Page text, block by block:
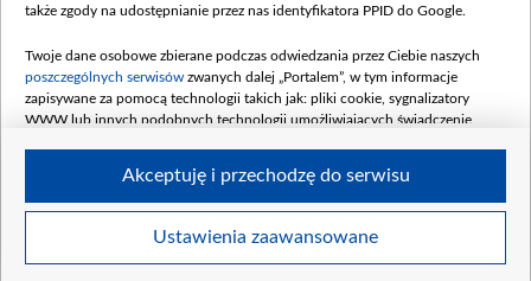
Informacje o nadawcy
Serwisy partnerskie
belsat.eu
slava.tv
tvpworld.com
vot-tak.tv
Moje zgody
także zgody na udostępnianie przez nas identyfikatora PPID do Google.
Twoje dane osobowe zbierane podczas odwiedzania przez Ciebie naszych
poszczególnych serwisów zwanych dalej „Portalem”, w tym informacje
zapisywane za pomocą technologii takich jak: pliki cookie, sygnalizatory
WWW lub innych podobnych technologii umożliwiających świadczenie
Twoje dane osobowe zbierane podczas odwiedzania przez Ciebie
Ustawienia zaawansowane
Akceptuję i przechodzę do serwisu